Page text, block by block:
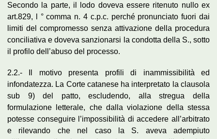
Secondo la parte, il lodo doveva essere ritenuto nullo ex
art.829, l ° comma n. 4 c.p.c. perché pronunciato fuori dai
limiti del compromesso senza attivazione della procedura
conciliativa e doveva sanzionarsi la condotta della S., sotto
il profilo dell’abuso del processo.
2.2.- Il motivo presenta profili di inammissibilità ed
infondatezza. La Corte catanese ha interpretato la clausola
sub 9) del patto, escludendo, alla stregua della
formulazione letterale, che dalla violazione della stessa
potesse conseguire l’impossibilità di accedere all’arbitrato
e rilevando che nel caso la S. aveva adempiuto